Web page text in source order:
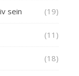
sein (19)
(11)
(18)